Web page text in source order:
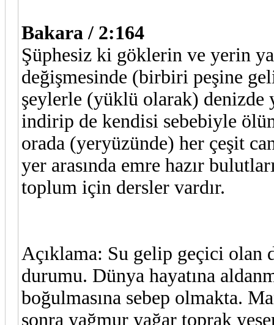
Bakara / 2:164
Şüphesiz ki göklerin ve yerin
değişmesinde (birbiri peşine
şeylerle (yüklü olarak) denizde
indirip de kendisi sebebiyle
orada (yeryüzünde) her çeşit
yer arasında emre hazır
toplum için dersler vardır.
Açıklama: Su gelip geçici olan
durumu. Dünya hayatına
boğulmasına sebep olmakta.
sonra yağmur yağar toprak